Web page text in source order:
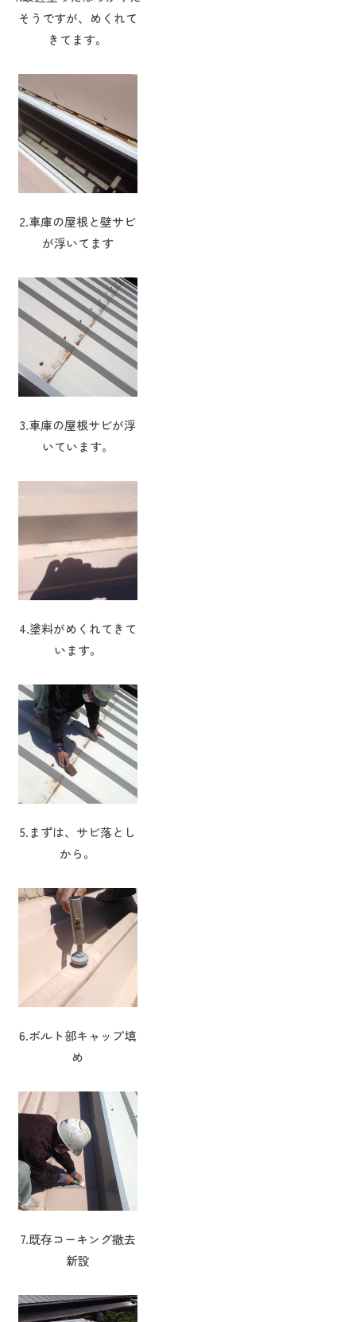
そうですが、めくれて
きてます。
2.車庫の屋根と壁サビ
が浮いてます
3.車庫の屋根サビが浮
いています。
4.塗料がめくれてきて
います。
5.まずは、サビ落とし
から。
6.ボルト部キャップ填
め
7.既存コーキング撤去
新設